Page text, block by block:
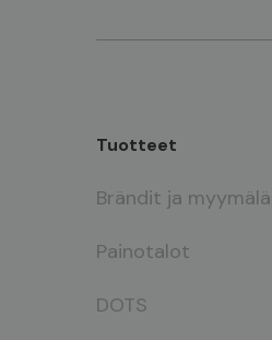
Tuotteet
Brändit ja
Painotalot
DOTS